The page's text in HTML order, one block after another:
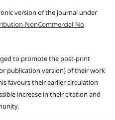
version of the journal under
NonCommercial-No
to promote the post-print
publication version) of their work
favours their earlier circulation
increase in their citation and